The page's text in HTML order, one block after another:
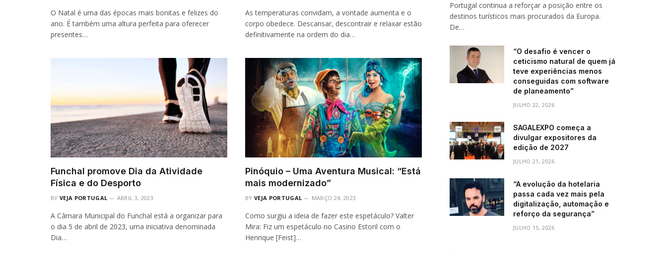
O Natal é uma das épocas mais bonitas e felizes do
ano. É também uma altura perfeita para oferecer
presentes…
As temperaturas convidam, a vontade aumenta e o
corpo obedece. Descansar, descontrair e relaxar estão
definitivamente na ordem do dia…
Funchal promove Dia da Atividade
Física e do Desporto
BY VEJA PORTUGAL ABRIL 3, 2023
A Câmara Municipal do Funchal está a organizar para
o dia 5 de abril de 2023, uma iniciativa denominada
Dia…
Pinóquio – Uma Aventura Musical: “Está
mais modernizado”
BY VEJA PORTUGAL MARÇO 24, 2023
Como surgiu a ideia de fazer este espetáculo? Valter
Mira: Fiz um espetáculo no Casino Estoril com o
Henrique [Feist]…
Portugal continua a reforçar a posição entre os
destinos turísticos mais procurados da Europa.
De…
“O desafio é vencer o
ceticismo natural de quem já
teve experiências menos
conseguidas com software
de planeamento”
JULHO 22, 2026
SAGALEXPO começa a
divulgar expositores da
edição de 2027
JULHO 21, 2026
“A evolução da hotelaria
passa cada vez mais pela
digitalização, automação e
reforço da segurança”
JULHO 15, 2026